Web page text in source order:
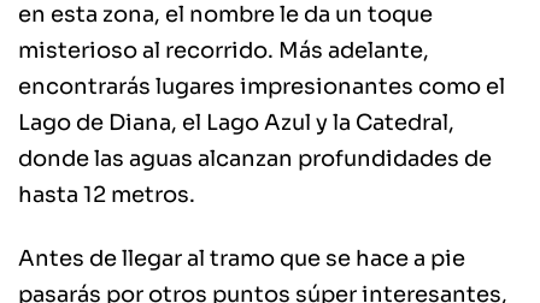
en esta zona, el nombre le da un toque
misterioso al recorrido. Más adelante,
encontrarás lugares impresionantes como el
Lago de Diana, el Lago Azul y la Catedral,
donde las aguas alcanzan profundidades de
hasta 12 metros.
Antes de llegar al tramo que se hace a pie
pasarás por otros puntos súper interesantes,